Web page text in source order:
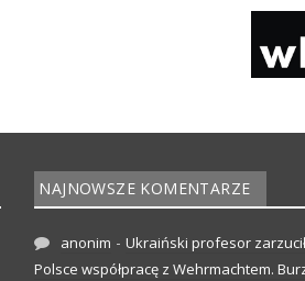
NAJNOWSZE KOMENTARZE
anonim - Ukraiński profesor zarzucił
Polsce współpracę z Wehrmachtem.